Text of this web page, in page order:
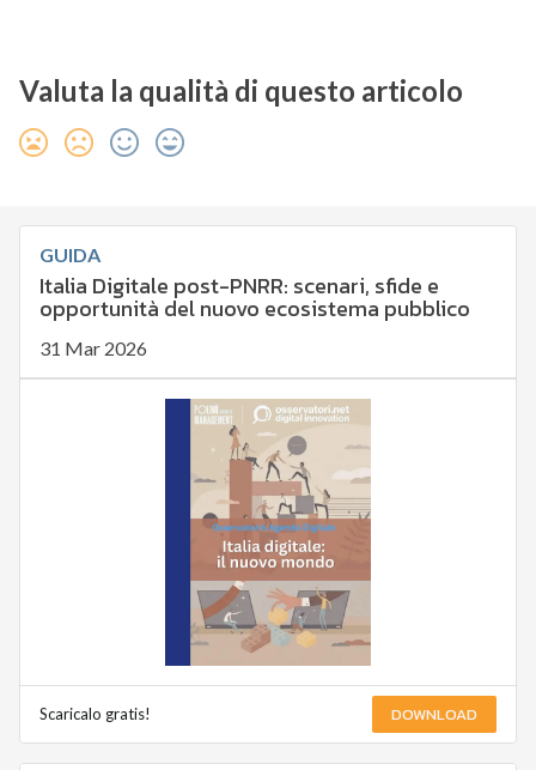
Valuta la qualità di questo articolo
GUIDA
Italia Digitale post-PNRR: scenari, sfide e
opportunità del nuovo ecosistema pubblico
31 Mar 2026
Scaricalo gratis! DOWNLOAD